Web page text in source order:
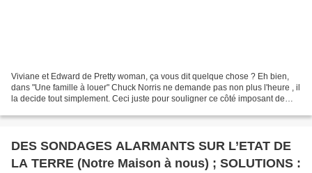
Viviane et Edward de Pretty woman, ça vous dit quelque chose ? Eh bien,
dans "Une famille à louer" Chuck Norris ne demande pas non plus l'heure , il
la decide tout simplement. Ceci juste pour souligner ce côté imposant de
DES SONDAGES ALARMANTS SUR L’ETAT DE
LA TERRE (Notre Maison à nous) ; SOLUTIONS :